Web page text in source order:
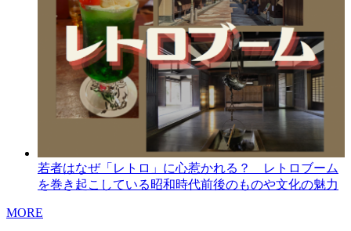
若者はなぜ「レトロ」に心惹かれる？ レトロブーム
を巻き起こしている昭和時代前後のものや文化の魅力
MORE